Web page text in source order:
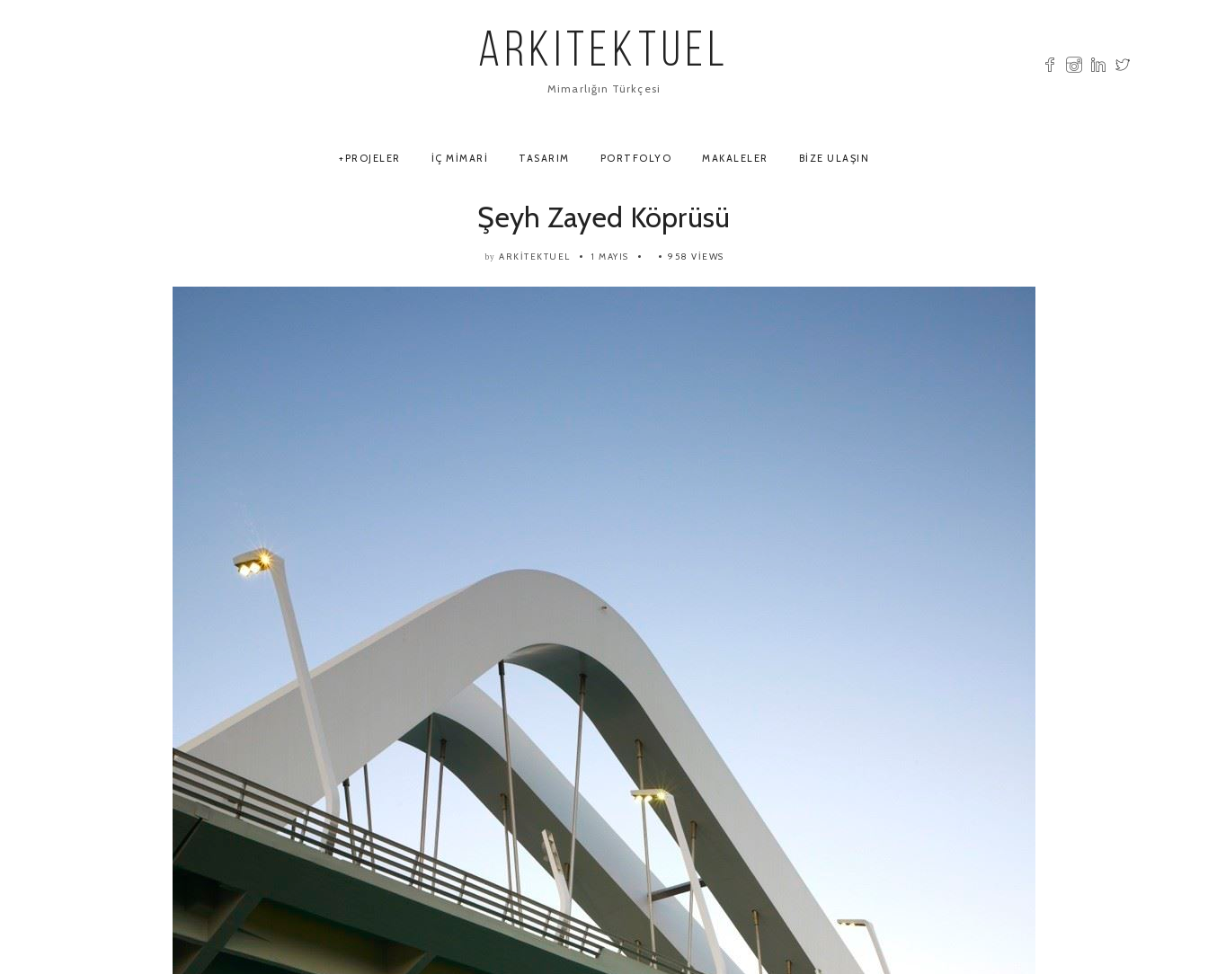
ARKITEKTUEL
Mimarlığın Türkçesi
PROJELER İÇ MIMARI TASARIM PORTFOLYO MAKALELER BIZE ULAŞIN
Şeyh Zayed Köprüsü
by ARKITEKTUEL 1 MAYIS 958 VIEWS